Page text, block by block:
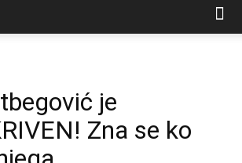
je
Zna se ko